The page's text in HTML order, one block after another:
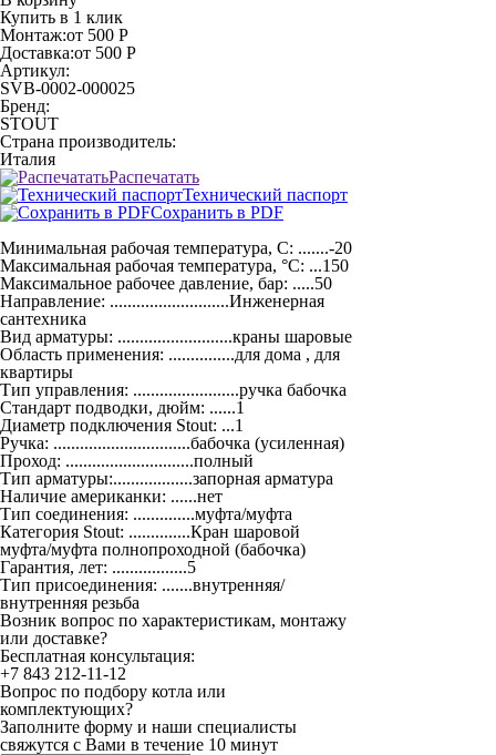
Купить в 1 клик
Монтаж:от 500 Р
Доставка:от 500 Р
Артикул:
SVB-0002-000025
Бренд:
STOUT
Страна производитель:
Италия
Распечатать
Технический паспорт
Сохранить в PDF
Минимальная рабочая температура, С: .......-20
Максимальная рабочая температура, °С: ...150
Максимальное рабочее давление, бар: .....50
Направление: ...........................Инженерная
сантехника
Вид арматуры: ..........................краны шаровые
Область применения: ...............для дома , для
квартиры
Тип управления: ........................ручка бабочка
Стандарт подводки, дюйм: ......1
Диаметр подключения Stout: ...1
Ручка: ...............................бабочка (усиленная)
Проход: .............................полный
Тип арматуры:..................запорная арматура
Наличие американки: ......нет
Тип соединения: ..............муфта/муфта
Категория Stout: ..............Кран шаровой
муфта/муфта полнопроходной (бабочка)
Гарантия, лет: .................5
Тип присоединения: .......внутренняя/
внутренняя резьба
Возник вопрос по характеристикам, монтажу
или доставке?
Бесплатная консультация:
+7 843 212-11-12
Вопрос по подбору котла или
комплектующих?
Заполните форму и наши специалисты
свяжутся с Вами в течение 10 минут